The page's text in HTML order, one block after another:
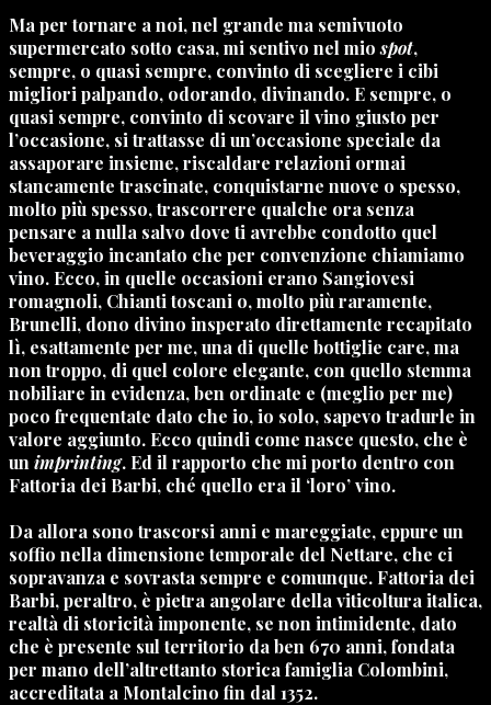
Ma per tornare a noi, nel grande ma semivuoto
supermercato sotto casa, mi sentivo nel miospot,
sempre, o quasi sempre, convinto di scegliere i cibi
migliori palpando, odorando, divinando. E sempre, o
quasi sempre, convinto di scovare il vino giusto per
l’occasione, si trattasse di un’occasione speciale da
assaporare insieme, riscaldare relazioni ormai
stancamente trascinate, conquistarne nuove o spesso,
molto più spesso, trascorrere qualche ora senza
pensare a nulla salvo dove ti avrebbe condotto quel
beveraggio incantato che per convenzione chiamiamo
vino. Ecco, in quelle occasioni erano Sangiovesi
romagnoli, Chianti toscani o, molto più raramente,
Brunelli, dono divino insperato direttamente recapitato
lì, esattamente per me, una di quelle bottiglie care, ma
non troppo, di quel colore elegante, con quello stemma
nobiliare in evidenza, ben ordinate e (meglio per me)
poco frequentate dato che io, io solo, sapevo tradurle in
valore aggiunto. Ecco quindi come nasce questo, che è
un imprinting. Ed il rapporto che mi porto dentro con
Fattoria dei Barbi, ché quello era il ‘loro’ vino.
Da allora sono trascorsi anni e mareggiate, eppure un
soffio nella dimensione temporale del Nettare, che ci
sopravanza e sovrasta sempre e comunque. Fattoria dei
Barbi, peraltro, è pietra angolare della viticoltura italica,
realtà di storicità imponente, se non intimidente, dato
che è presente sul territorio da ben 670 anni, fondata
per mano dell’altrettanto storica famiglia Colombini,
accreditata a Montalcino fin dal 1352.